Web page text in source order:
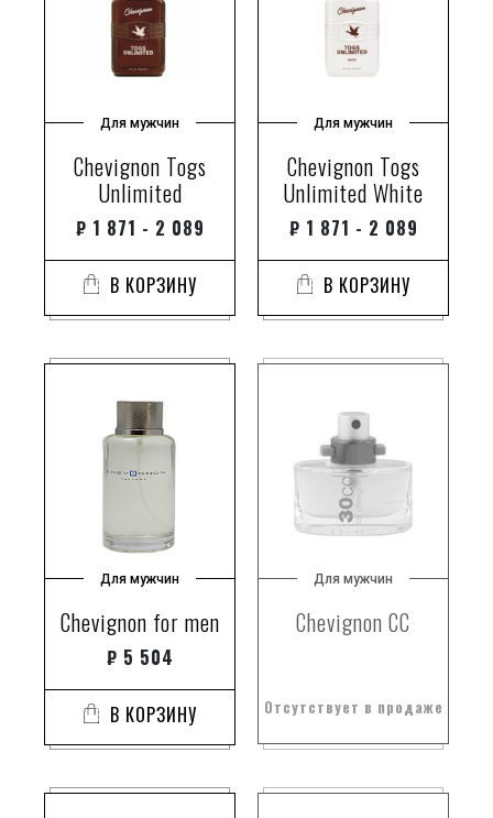
Для мужчин
Chevignon Togs
Unlimited
₽ 1 871 - 2 089
В КОРЗИНУ
Для мужчин
Chevignon Togs
Unlimited White
₽ 1 871 - 2 089
В КОРЗИНУ
Для мужчин
Chevignon for men
₽ 5 504
В КОРЗИНУ
Для мужчин
Chevignon CC
Отсутствует в продаже